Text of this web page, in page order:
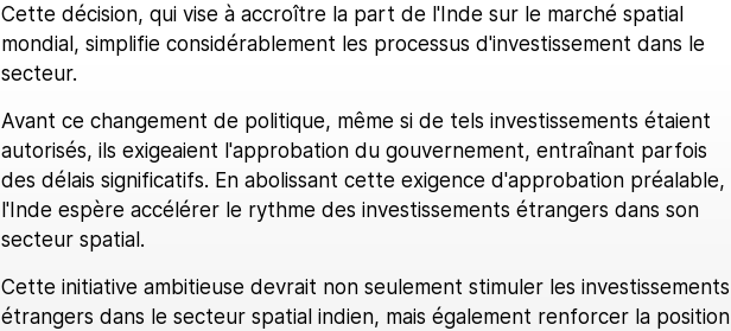
Cette décision, qui vise à accroître la part de l'Inde sur le marché spatial
mondial, simplifie considérablement les processus d'investissement dans le
secteur.
Avant ce changement de politique, même si de tels investissements étaient
autorisés, ils exigeaient l'approbation du gouvernement, entraînant parfois
des délais significatifs. En abolissant cette exigence d'approbation préalable,
l'Inde espère accélérer le rythme des investissements étrangers dans son
secteur spatial.
Cette initiative ambitieuse devrait non seulement stimuler les investissements
étrangers dans le secteur spatial indien, mais également renforcer la position